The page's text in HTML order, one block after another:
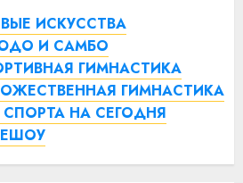
ИСКУССТВА
И САМБО
ГИМНАСТИКА
ГИМНАСТИКА
НА СЕГОДНЯ